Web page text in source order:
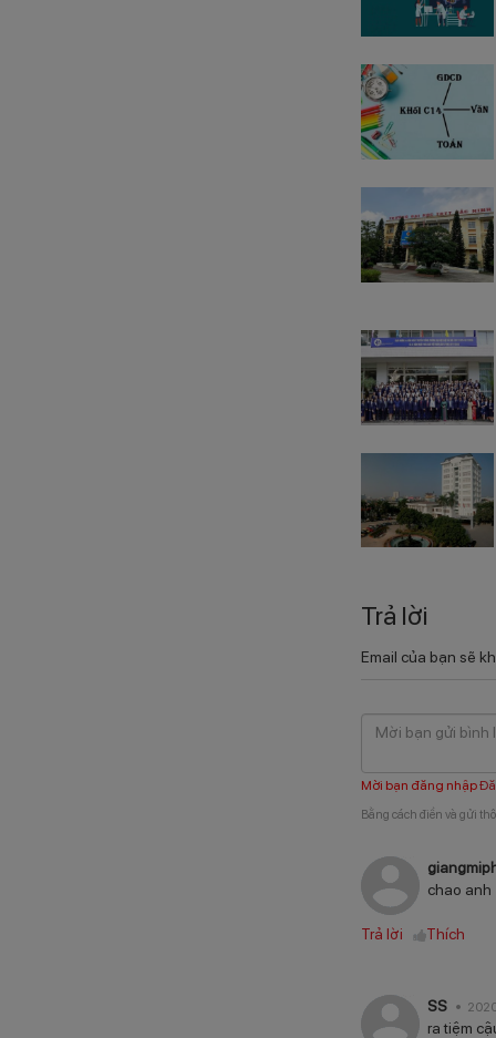
Trả lời
Email của bạn sẽ
Mời bạn đăng nhập
Bằng cách điền và gửi
chao anh
Trả lời Thích
SS
ra tiệm